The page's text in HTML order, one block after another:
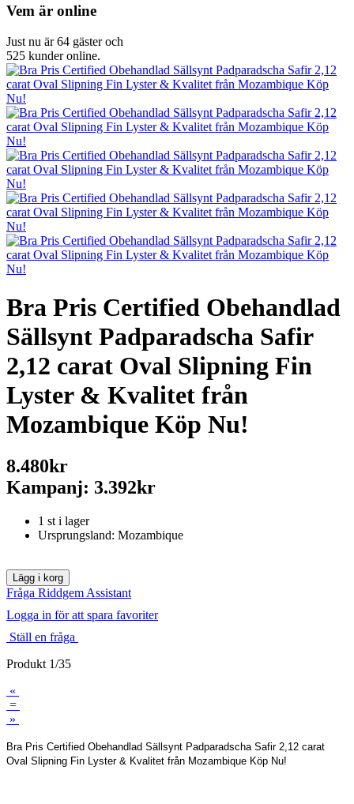
Vem är online
Just nu är 64 gäster och
525 kunder online.
Bra Pris Certified Obehandlad
Sällsynt Padparadscha Safir
2,12 carat Oval Slipning Fin
Lyster & Kvalitet från
Mozambique Köp Nu!
8.480kr
Kampanj: 3.392kr
1 st i lager
Ursprungsland: Mozambique
Fråga Riddgem Assistant
Logga in för att spara favoriter
Ställ en fråga
Produkt 1/35
«
=
»
Bra Pris Certified Obehandlad Sällsynt Padparadscha Safir 2,12 carat
Oval Slipning Fin Lyster & Kvalitet från Mozambique Köp Nu!